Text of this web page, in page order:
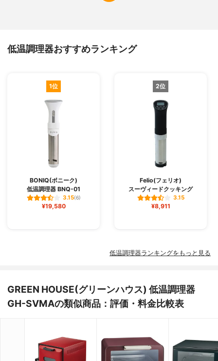
低温調理器おすすめランキング
1位
BONIQ(ボニーク)
低温調理器 BNQ-01
3.15(6)
¥19,580
2位
Felio(フェリオ)
スーヴィードクッキング
3.15
¥8,911
低温調理器ランキングをもっと見る
GREEN HOUSE(グリーンハウス) 低温調理器
GH-SVMAの類似商品：評価・料金比較表